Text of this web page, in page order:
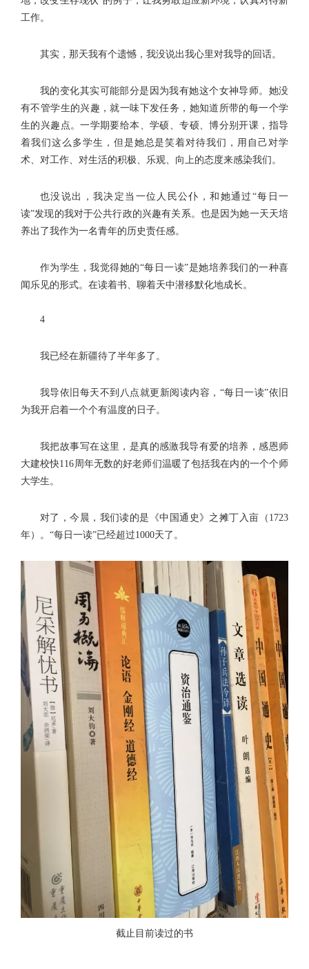
工作。
其实，那天我有个遗憾，我没说出我心里对我导的回话。
我的变化其实可能部分是因为我有她这个女神导师。她没
有不管学生的兴趣，就一味下发任务，她知道所带的每一个学
生的兴趣点。一学期要给本、学硕、专硕、博分别开课，指导
着我们这么多学生，但是她总是笑着对待我们，用自己对学
术、对工作、对生活的积极、乐观、向上的态度来感染我们。
也没说出，我决定当一位人民公仆，和她通过“每日一
读”发现的我对于公共行政的兴趣有关系。也是因为她一天天培
养出了我作为一名青年的历史责任感。
作为学生，我觉得她的“每日一读”是她培养我们的一种喜
闻乐见的形式。在读着书、聊着天中潜移默化地成长。
4
我已经在新疆待了半年多了。
我导依旧每天不到八点就更新阅读内容，“每日一读”依旧
为我开启着一个个有温度的日子。
我把故事写在这里，是真的感激我导有爱的培养，感恩师
大建校快116周年无数的好老师们温暖了包括我在内的一个个师
大学生。
对了，今晨，我们读的是《中国通史》之摊丁入亩（1723
年）。“每日一读”已经超过1000天了。
截止目前读过的书